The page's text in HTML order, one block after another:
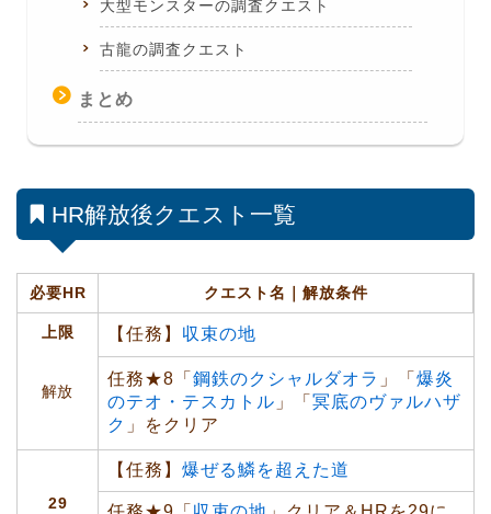
大型モンスターの調査クエスト
古龍の調査クエスト
まとめ
HR解放後クエスト一覧
必要HR クエスト名｜解放条件
上限
解放
【任務】 収束の地
任務★8「 鋼鉄のクシャルダオラ 」「 爆炎
のテオ・テスカトル 」「 冥底のヴァルハザ
ク 」をクリア
29
【任務】 爆ぜる鱗を超えた道